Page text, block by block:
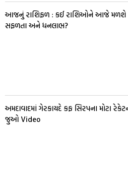
આજનું રાશિફળ : કઈ રાશિઓને આજે મળશે
સફળતા અને ધનલાભ?
અમદાવાદમાં ગેરકાયદે કફ સિરપના મોટા
જુઓ Video